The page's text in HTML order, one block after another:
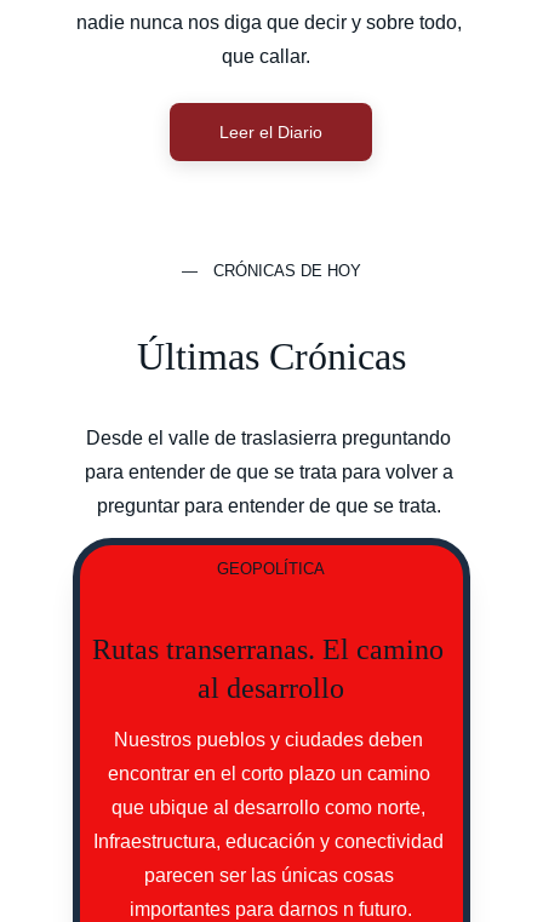
Leer el Diario
nadie nunca nos diga que decir y sobre todo,
que callar.
— CRÓNICAS DE HOY
Últimas Crónicas
Desde el valle de traslasierra preguntando
para entender de que se trata para volver a
preguntar para entender de que se trata.
GEOPOLÍTICA
Rutas transerranas. El camino
al desarrollo
Nuestros pueblos y ciudades deben
encontrar en el corto plazo un camino
que ubique al desarrollo como norte,
Infraestructura, educación y conectividad
parecen ser las únicas cosas
importantes para darnos n futuro.